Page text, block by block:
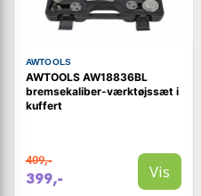
AWTOOLS
AWTOOLS AW18836BL
bremsekaliber-værktøjssæt i
kuffert
409,-
399,- Vis